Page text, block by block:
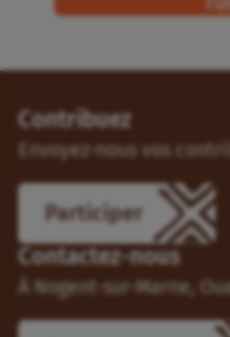
Contribuez
Envoyez-nous vos
Participer
Contactez-nous
À Nogent-sur-Marne,